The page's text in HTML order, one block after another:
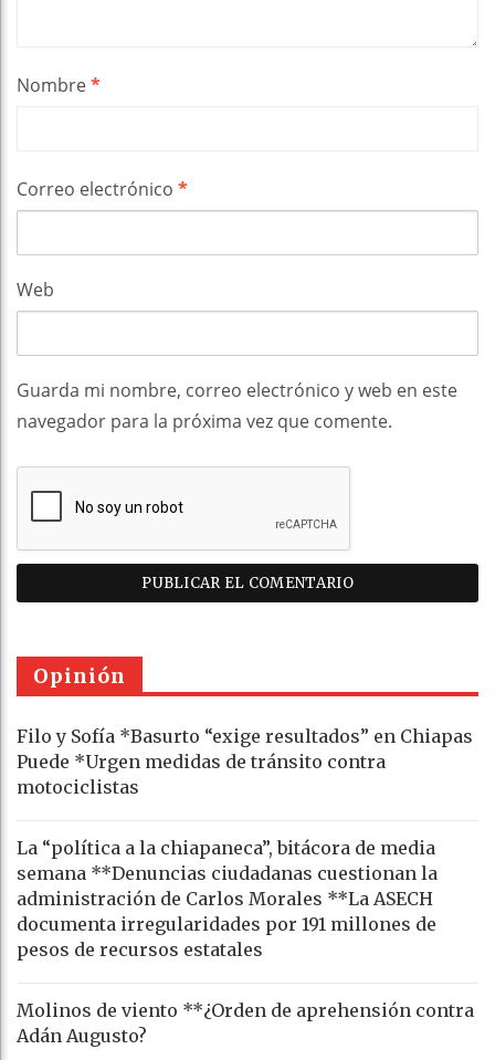
Nombre*
Correo electrónico *
Web
Guarda mi nombre, correo electrónico y web en este
navegador para la próxima vez que comente.
Opinión
Filo y Sofía *Basurto “exige resultados” en Chiapas
Puede *Urgen medidas de tránsito contra
motociclistas
La “política a la chiapaneca”, bitácora de media
semana **Denuncias ciudadanas cuestionan la
administración de Carlos Morales **La ASECH
documenta irregularidades por 191 millones de
pesos de recursos estatales
Molinos de viento **¿Orden de aprehensión contra
Adán Augusto?